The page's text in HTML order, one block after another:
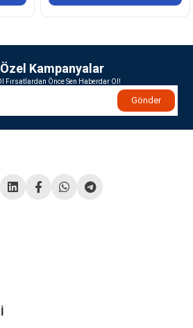
Kampanyalar
Fırsatlardan Önce Sen Haberdar Ol!
Gönder